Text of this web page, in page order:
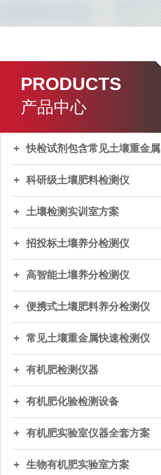
PRODUCTS
产品中心
快检试剂包含常见土壤重金属
科研级土壤肥料检测仪
土壤检测实训室方案
招投标土壤养分检测仪
高智能土壤养分检测仪
便携式土壤肥料养分检测仪
常见土壤重金属快速检测仪
有机肥检测仪器
有机肥化验检测设备
有机肥实验室仪器全套方案
生物有机肥实验室方案